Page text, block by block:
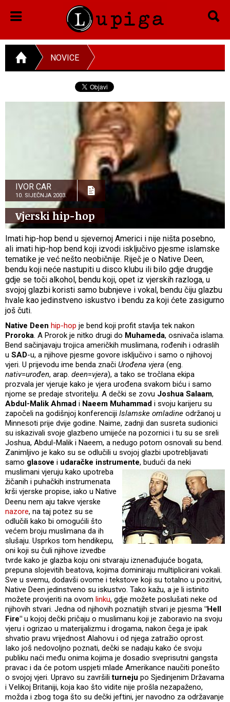
NOVICE
IVOR CAR
10. SIJEČNJA 2003.
Vjerski hip-hop
Imati hip-hop bend u sjevernoj Americi i nije ništa posebno,
ali imati hip-hop bend koji izvodi isključivo pjesme islamske
tematike je već nešto neobičnije. Riječ je o Native Deen,
bendu koji neće nastupiti u disco klubu ili bilo gdje drugdje
gdje se toči alkohol, bendu koji, opet iz vjerskih razloga, u
svojoj glazbi koristi samo bubnjeve i vokal, bendu čiju glazbu
hvale kao jedinstveno iskustvo i bendu za koji ćete zasigurno
još čuti.
Native Deen hip-hop je bend koji profit stavlja tek nakon
Proroka. A Prorok je nitko drugi do Muhameda, osnivača islama.
Bend sačinjavaju trojica američkih muslimana, rođenih i odraslih
u SAD-u, a njihove pjesme govore isključivo i samo o njihovoj
vjeri. U prijevodu ime benda znači Urođena vjera (eng.
nativ=urođen, arap. deen=vjera), a tako se tročlana ekipa
prozvala jer vjeruje kako je vjera urođena svakom biću i samo
njome se predaje stvoritelju. A dečki se zovu Joshua Salaam,
Abdul-Malik Ahmad i Naeem Muhammad i svoju karijeru su
započeli na godišnjoj konferenciji Islamske omladine održanoj u
Minnesoti prije dvije godine. Naime, zadnji dan susreta sudionici
su iskazivali svoje glazbeno umijeće na pozornici i tu su se sreli
Joshua, Abdul-Malik i Naeem, a nedugo potom osnovali su bend.
Zanimljivo je kako su se odlučili u svojoj glazbi upotrebljavati
samo glasove i udaračke instrumente, budući da neki
muslimani vjeruju kako upotreba
žičanih i puhačkih instrumenata
krši vjerske propise, iako u Native
Deenu nem aju takve vjerske
nazore, na taj potez su se
odlučili kako bi omogućili što
većem broju muslimana da ih
slušaju. Usprkos tom hendikepu,
oni koji su čuli njihove izvedbe
tvrde kako je glazba koju oni stvaraju iznenađujuće bogata,
prepuna slojevitih beatova, kojima dominiraju multiplicirani vokali.
Sve u svemu, dodavši ovome i tekstove koji su totalno u pozitivi,
Native Deen jedinstveno su iskustvo. Tako kažu, a je li istinito
možete provjeriti na ovom linku, gdje možete poslušati neke od
njihovih stvari. Jedna od njihovih poznatijih stvari je pjesma "Hell
Fire" u kojoj dečki pričaju o muslimanu koji je zaboravio na svoju
vjeru i ogrizao u materijalizmu i drogama, nakon čega je ipak
shvatio pravu vrijednost Alahovu i od njega zatražio oprost.
Iako još nedovoljno poznati, dečki se nadaju kako će svoju
publiku naći među onima kojima je dosadio sveprisutni gangsta
pravac i da će potom uspjeti mlade Amerikance naučiti ponešto
o svojoj vjeri. Upravo su završiliturneju po Sjedinjenim Državama
i Velikoj Britaniji, koja kao što vidite nije prošla nezapaženo,
možda i zbog toga što su dečki jeftini, jer navodno za održavanje